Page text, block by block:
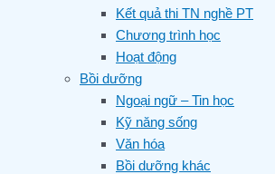
Kết quả thi TN nghề PT
Chương trình học
Hoạt động
Bồi dưỡng
Ngoại ngữ – Tin học
Kỹ năng sống
Văn hóa
Bồi dưỡng khác